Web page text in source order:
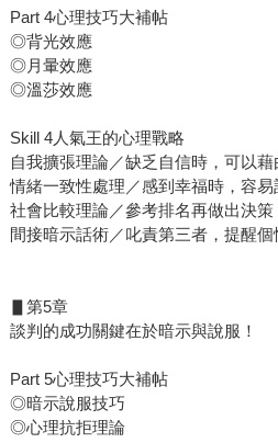
Part 4心理技巧大補帖
◎背光效應
◎月暈效應
◎溫莎效應
Skill 4人氣王的心理戰略
自我擴張理論／缺乏自信時，可以
情緒一致性處理／感到幸福時，容易
社會比較理論／參考排名再做出決
間接暗示話術／叱責第三者，提醒
▋第5章
談判的成功關鍵在於暗示與說服！
Part 5心理技巧大補帖
◎暗示說服技巧
◎心理抗拒理論